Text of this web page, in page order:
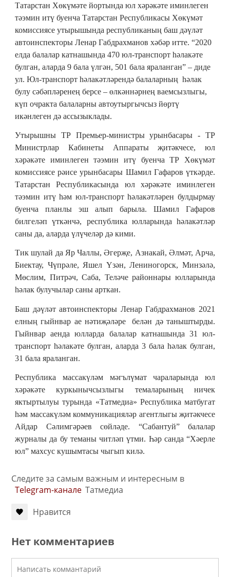
Татарстан Хөкүмәте йортында юл хәрәкәте иминлеген
тәэмин итү буенча Татарстан Республикасы Хөкүмәт
комиссиясе утырышында республиканың баш дәүләт
автоинспекторы Ленар Габдрахманов хәбәр итте. “2020
елда балалар катнашында 470 юл-транспорт һәлакәте
булган, аларда 9 бала үлгән, 501 бала яраланган” – диде
ул. Юл-транспорт һәлакәтләрендә балаларның һәлак
булу сәбәпләренең берсе – өлкәннәрнең ваемсызлыгы,
күп очракта балаларны автоутыргычсыз йөртү
икәнлеген дә ассызыклады.
Утырышны ТР Премьер-министры урынбасары - ТР
Министрлар Кабинеты Аппараты җитәкчесе, юл
хәрәкәте иминлеген тәэмин итү буенча ТР Хөкүмәт
комиссиясе рәисе урынбасары Шамил Гафаров үткәрде.
Татарстан Республикасында юл хәрәкәте иминлеген
тәэмин итү һәм юл-транспорт һәлакәтләрен булдырмау
буенча планлы эш алып барыла. Шамил Гафаров
билгеләп үткәнчә, республика юлларында һәлакәтләр
саны да, аларда үлүчеләр дә кими.
Тик шулай да Яр Чаллы, Әгерҗе, Азнакай, Әлмәт, Арча,
Биектау, Чүпрәле, Яшел Үзән, Лениногорск, Минзәлә,
Мөслим, Питрәч, Саба, Теләче районнары юлларында
һәлак булучылар саны арткан.
Баш дәүләт автоинспекторы Ленар Габдрахманов 2021
елның гыйнвар ае нәтиҗәләре белән дә таныштырды.
Гыйнвар аенда юлларда балалар катнашында 31 юл-
транспорт һәлакәте булган, аларда 3 бала һәлак булган,
31 бала яраланган.
Республика массакүләм мәгълүмат чараларында юл
хәрәкәте куркынычсызлыгы темаларының ничек
яктыртылуы турында «Татмедиа» Республика матбугат
һәм массакүләм коммуникацияләр агентлыгы җитәкчесе
Айдар Сәлимгәрәев сөйләде. “Сабантуй” балалар
журналы да бу теманы читләп үтми. Һәр санда “Хәерле
юл” махсус кушымтасы чыгып килә.
Следите за самым важным и интересным в
Telegram-канале Татмедиа
Нравится
Нет комментариев